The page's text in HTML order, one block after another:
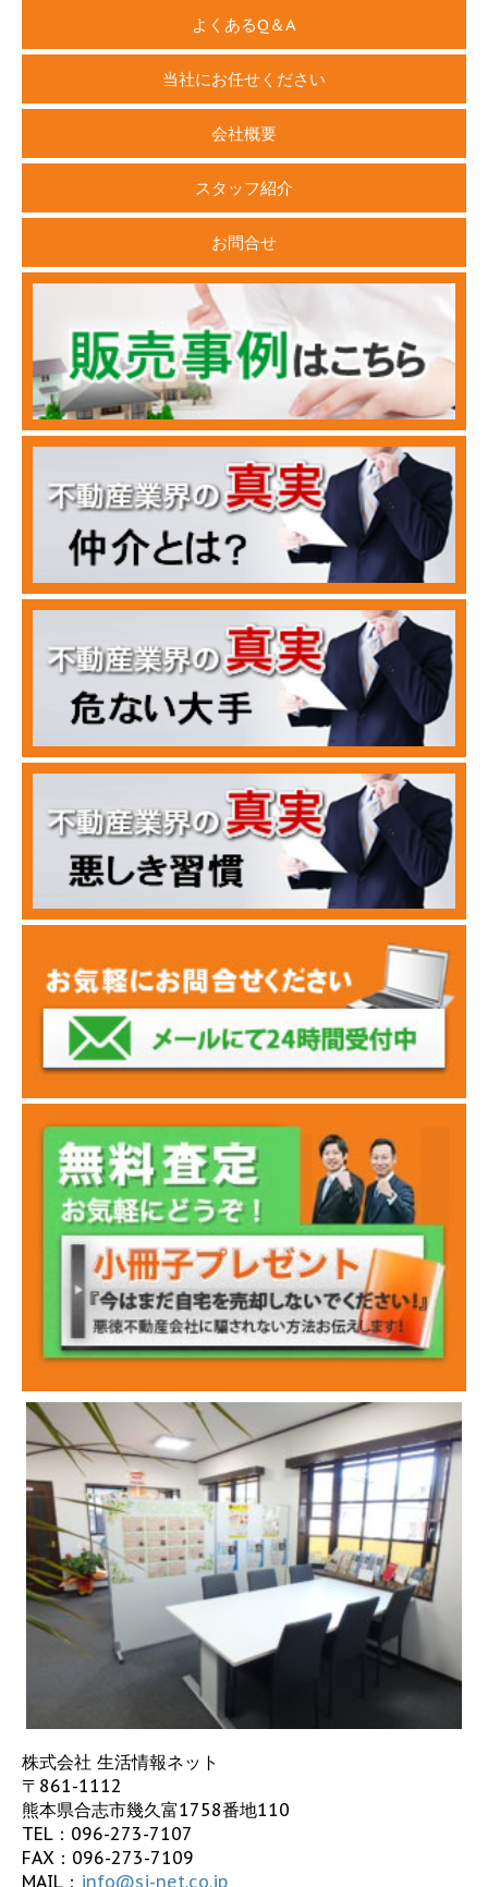
よくあるQ＆A
当社にお任せください
会社概要
スタッフ紹介
お問合せ
株式会社 生活情報ネット
〒861-1112
熊本県合志市幾久富1758番地110
TEL： 096-273-7107
FAX：096-273-7109
MAIL： info@sj-net.co.jp